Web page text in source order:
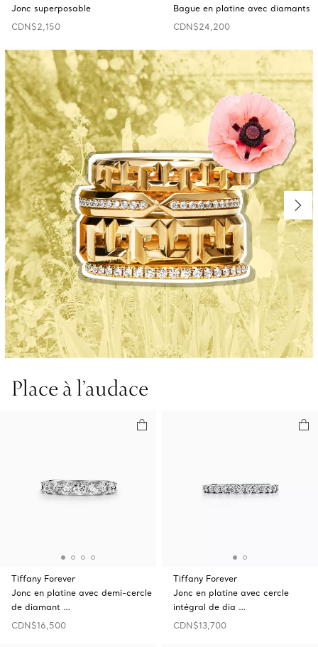
Jonc superposable
CDN$2,150
Bague en platine avec diamants
CDN$24,200
Place à l’audace
Tiffany Forever
Jonc en platine avec demi-cercle
de diamant …
CDN$16,500
Tiffany Forever
Jonc en platine avec cercle
intégral de dia …
CDN$13,700